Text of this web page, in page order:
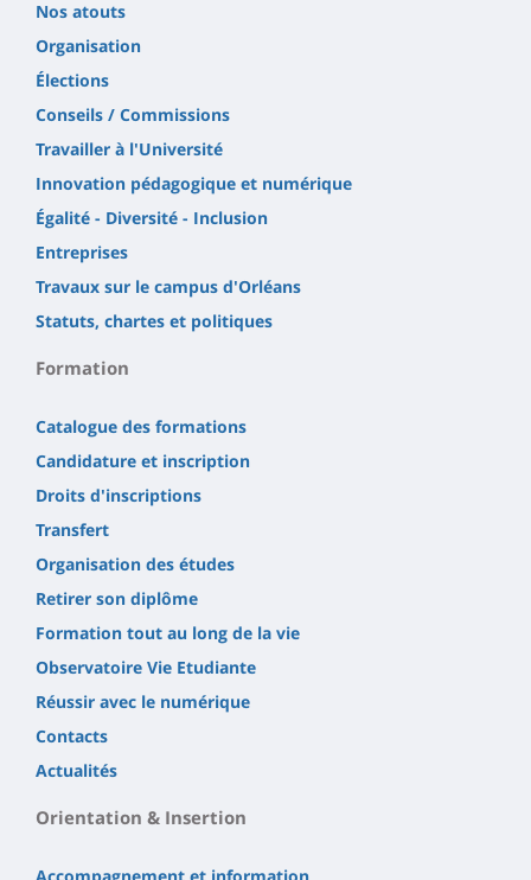
Nos atouts
Organisation
Élections
Conseils / Commissions
Travailler à l'Université
Innovation pédagogique et numérique
Égalité - Diversité - Inclusion
Entreprises
Travaux sur le campus d'Orléans
Statuts, chartes et politiques
Formation
Catalogue des formations
Candidature et inscription
Droits d'inscriptions
Transfert
Organisation des études
Retirer son diplôme
Formation tout au long de la vie
Observatoire Vie Etudiante
Réussir avec le numérique
Contacts
Actualités
Orientation & Insertion